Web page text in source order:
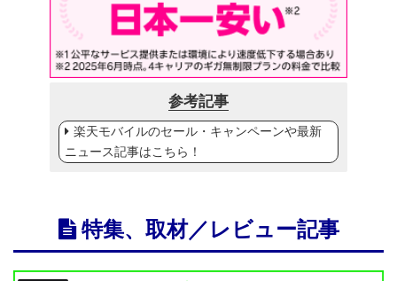
参考記事
楽天モバイルのセール・キャンペーンや最新
ニュース記事はこちら！
特集、取材／レビュー記事